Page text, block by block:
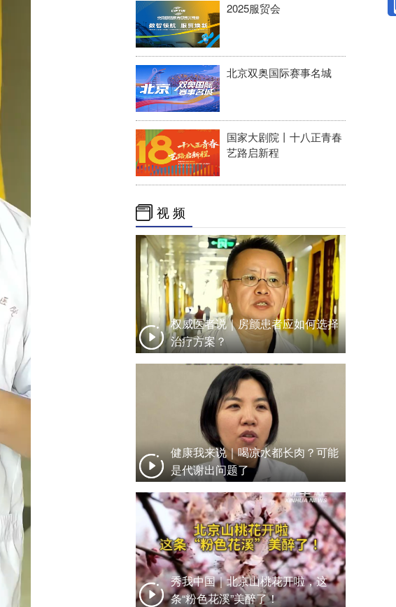
2025服贸会
北京双奥国际赛事名城
国家大剧院丨十八正青春
艺路启新程
视 频
权威医者说｜房颤患者应如何选择
治疗方案？
健康我来说｜喝凉水都长肉？可能
是代谢出问题了
秀我中国｜北京山桃花开啦，这
条“粉色花溪”美醉了！